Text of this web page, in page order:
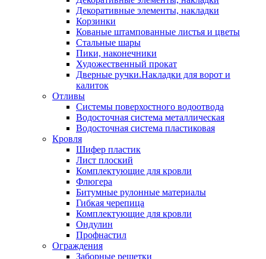
Декоративные элементы, накладки
Корзинки
Кованые штампованные листья и цветы
Стальные шары
Пики, наконечники
Художественный прокат
Дверные ручки.Накладки для ворот и
калиток
Отливы
Системы поверхостного водоотвода
Водосточная система металлическая
Водосточная система пластиковая
Кровля
Шифер пластик
Лист плоский
Комплектующие для кровли
Флюгера
Битумные рулонные материалы
Гибкая черепица
Комплектующие для кровли
Ондулин
Профнастил
Ограждения
Заборные решетки